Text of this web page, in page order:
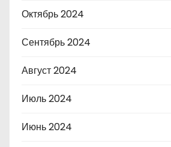
Октябрь 2024
Сентябрь 2024
Август 2024
Июль 2024
Июнь 2024